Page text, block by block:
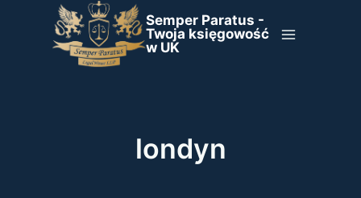
Semper Paratus -
Twoja księgowość
w UK
londyn